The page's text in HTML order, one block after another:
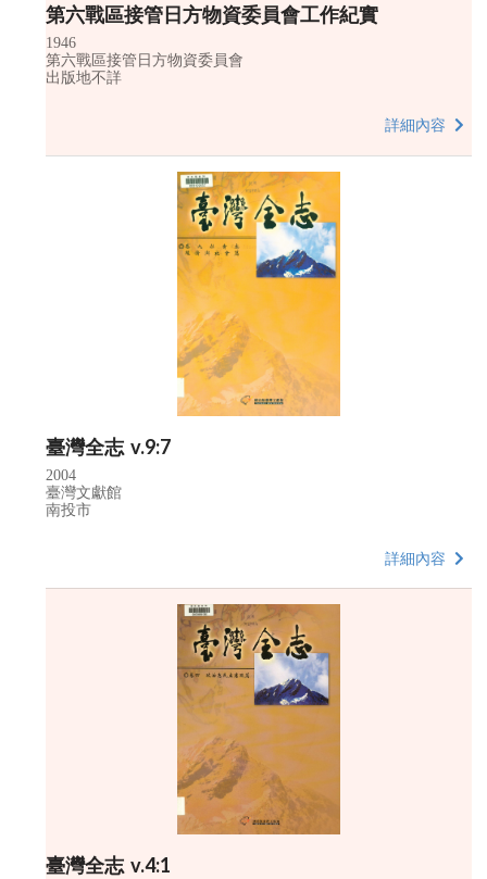
第六戰區接管日方物資委員會工作紀實
1946
第六戰區接管日方物資委員會
出版地不詳
詳細內容
臺灣全志 v.9:7
2004
臺灣文獻館
南投市
詳細內容
臺灣全志 v.4:1